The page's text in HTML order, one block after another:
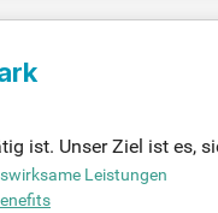
ist. Unser Ziel ist es,
bieten wir
Entdecken Sie
Leistungen